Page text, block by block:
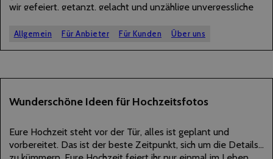
wir gefeiert, getanzt, gelacht und unzählige unvergessliche
Für uns und für euch!Wir heißen ab sofort…
Allgemein Für Anbieter Für Kunden Über uns
31
Wunderschöne Ideen für Hochzeitsfotos
Eure Hochzeit steht vor der Tür, alles ist geplant und
vorbereitet. Das ist der beste Zeitpunkt, sich um die Details